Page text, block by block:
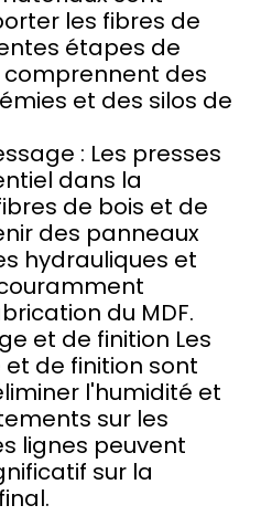
les fibres de
étapes de
des
et des silos de
: Les presses
dans la
de bois et de
des panneaux
hydrauliques et
du MDF.
et de finition Les
de finition sont
l'humidité et
sur les
lignes peuvent
sur la